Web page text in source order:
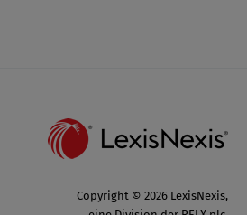
Copyright © 2026 LexisNexis,